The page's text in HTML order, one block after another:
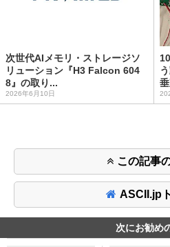
次世代AIメモリ・ストレージソ
リューション『H3 Falcon 604
8』の取り...
2026年6月10日
この記事
ASCII.jp
次にお勧め